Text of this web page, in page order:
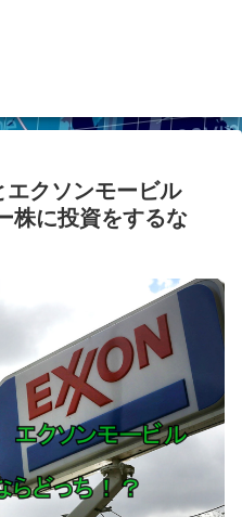
エクソンモービル
株に投資をするな